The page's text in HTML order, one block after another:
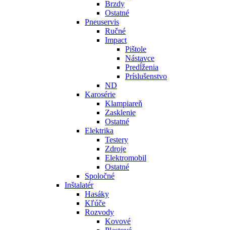
Brzdy
Ostatné
Pneuservis
Ručné
Impact
Pištole
Nástavce
Predĺženia
Príslušenstvo
ND
Karosérie
Klampiareň
Zasklenie
Ostatné
Elektrika
Testery
Zdroje
Elektromobil
Ostatné
Spoločné
Inštalatér
Hasáky
Kľúče
Rozvody
Kovové